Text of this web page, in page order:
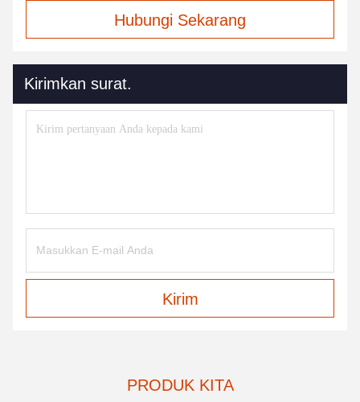
Hubungi Sekarang
Kirimkan surat.
Kirim
PRODUK KITA